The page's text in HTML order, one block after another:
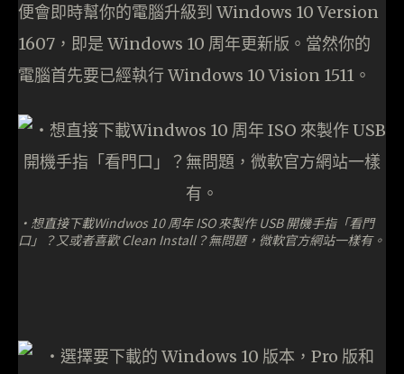
便會即時幫你的電腦升級到 Windows 10 Version
1607，即是 Windows 10 周年更新版。當然你的
電腦首先要已經執行 Windows 10 Vision 1511。
・想直接下載Windwos 10 周年 ISO 來製作 USB 開機手指「看門
口」？又或者喜歡 Clean Install？無問題，微軟官方網站一樣有。